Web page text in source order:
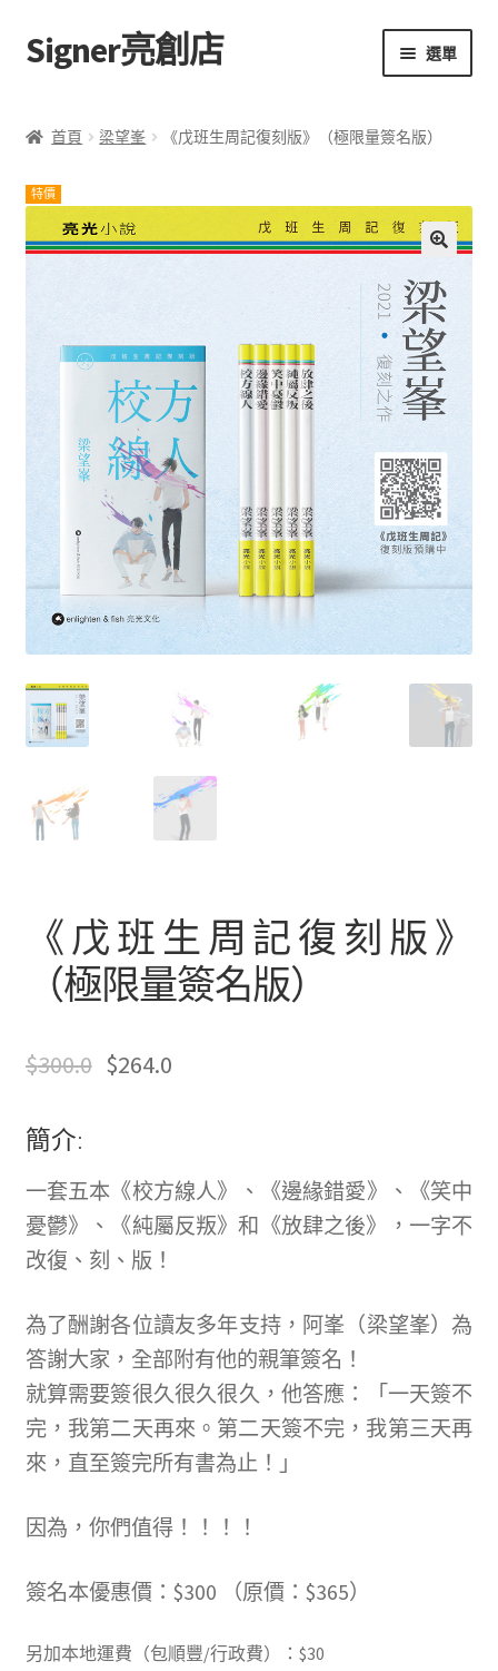
跳
至
覽
跳
至
要
容
Signer亮創店 選單
學校選書（小學）
「此時此地 看見亮光」2025特展
網上書店
無紙書
文創
聯絡我們+郵費
海外訂購書籍
登入
首頁 梁望峯 《戊班生周記復刻版》（極限量簽名版）
特價
《戊班生周記復刻版》
（極限量簽名版）
原
價
格：
$365.0。
$300.0目
格：
$300.0。
$264.0
簡介:
一套五本《校方線人》、《邊緣錯愛》、《笑中
憂鬱》、《純屬反叛》和《放肆之後》，一字不
改復、刻、版！
為了酬謝各位讀友多年支持，阿峯（梁望峯）為
答謝大家， 全部附有他的親筆簽名！
就算需要簽很久很久很久，他答應：「一天簽不
完，我第二天再來。 第二天簽不完，我第三天再
來，直至簽完所有書為止！」
因為，你們值得！！！！
簽名本優惠價：$300 （原價：$365）
另加本地運費（包順豐/行政費）：$30